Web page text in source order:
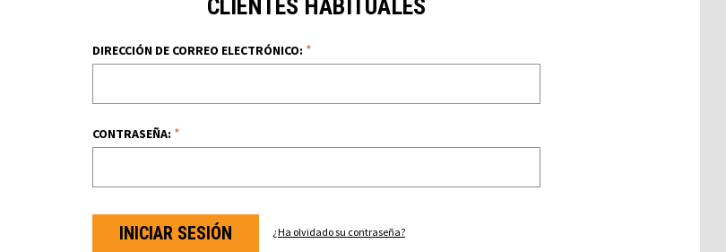
CLIENTES HABITUALES
DIRECCIÓN DE CORREO ELECTRÓNICO: *
CONTRASEÑA: *
¿Ha olvidado su contraseña?